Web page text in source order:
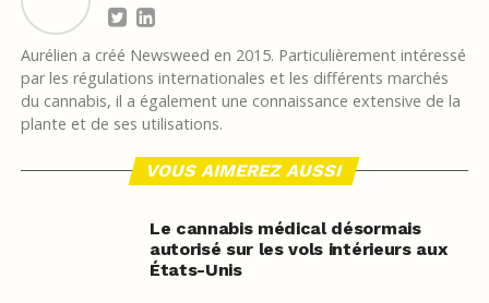
Aurélien a créé Newsweed en 2015. Particulièrement intéressé
par les régulations internationales et les différents marchés
du cannabis, il a également une connaissance extensive de la
plante et de ses utilisations.
VOUS AIMEREZ AUSSI
Le cannabis médical désormais
autorisé sur les vols intérieurs aux
États-Unis